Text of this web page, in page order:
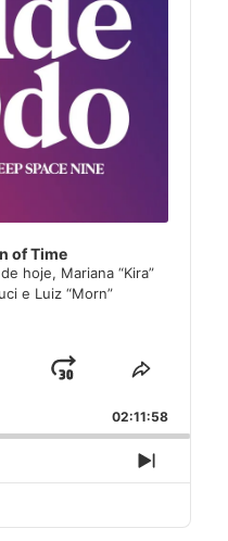
of Time
hoje, Mariana “Kira”
e Luiz “Morn”
Jump
Forward
Share
Episode
02:11:58
Next
Episode